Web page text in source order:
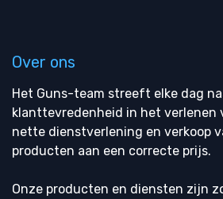
Over ons
Het Guns-team streeft elke dag
klanttevredenheid in het verlenen
nette dienstverlening en verkoop
producten aan een correcte prijs.
Onze producten en diensten zijn